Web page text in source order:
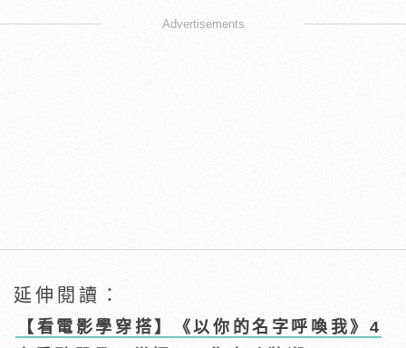
Advertisements
延伸閱讀：
【看電影學穿搭】《以你的名字呼喚我》4